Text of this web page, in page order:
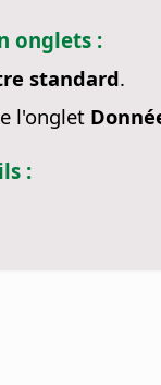
onglets :
standard.
l'onglet
: